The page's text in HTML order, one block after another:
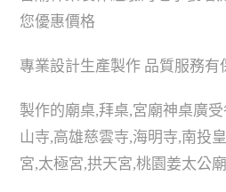
您優惠價格
專業設計生產製作 品質服務有
製作的廟桌,拜桌,宮廟神桌廣
山寺,高雄慈雲寺,海明寺,南投
宮,太極宮,拱天宮,桃園姜太